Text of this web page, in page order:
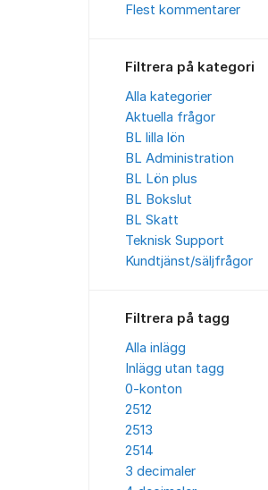
Flest kommentarer
Filtrera på kategori
Alla kategorier
Aktuella frågor
BL lilla lön
BL Administration
BL Lön plus
BL Bokslut
BL Skatt
Teknisk Support
Kundtjänst/säljfrågor
Filtrera på tagg
Alla inlägg
Inlägg utan tagg
0-konton
2512
2513
2514
3 decimaler